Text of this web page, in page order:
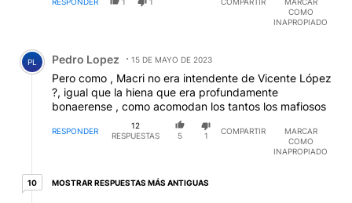
COMO
INAPROPIADO
Comentario de Pedro Lopez.
PL Pedro Lopez 15 DE MAYO DE 2023
Pero como , Macri no era intendente de Vicente López
?, igual que la hiena que era profundamente
bonaerense , como acomodan los tantos los mafiosos
RESPONDER
12
RESPUESTAS
5 1
COMPARTIR
MARCAR
COMO
INAPROPIADO
1010 respuestas más antiguas
MOSTRAR RESPUESTAS MÁS ANTIGUAS